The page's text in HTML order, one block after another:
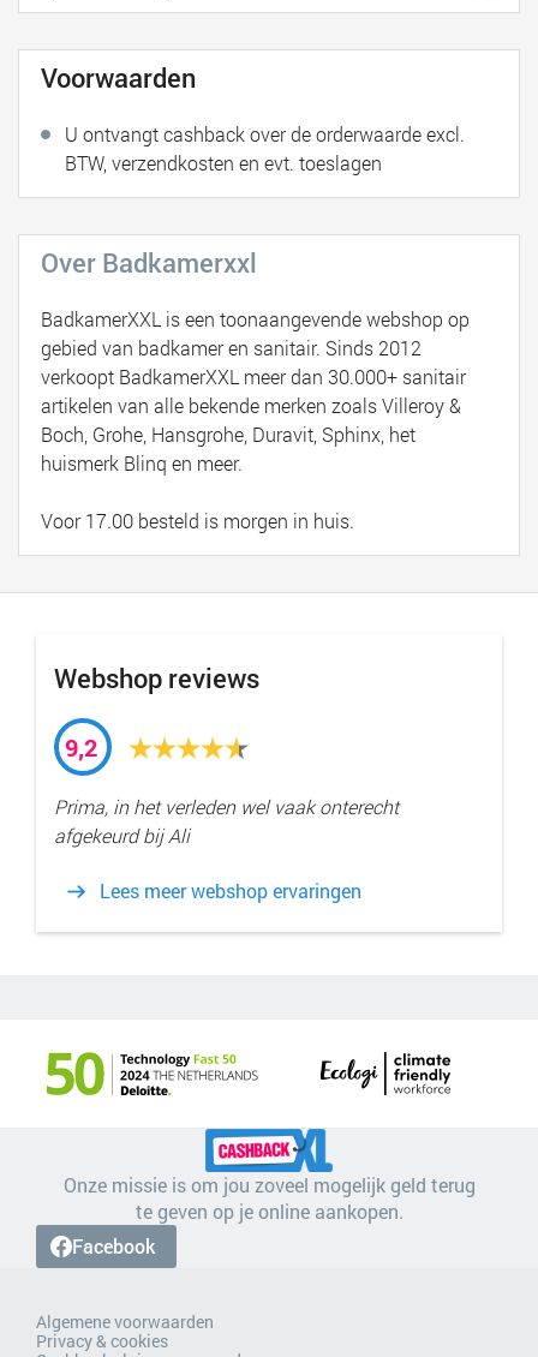
Voorwaarden
U ontvangt cashback over de orderwaarde excl.
BTW, verzendkosten en evt. toeslagen
Over Badkamerxxl
BadkamerXXL is een toonaangevende webshop op
gebied van badkamer en sanitair. Sinds 2012
verkoopt BadkamerXXL meer dan 30.000+ sanitair
artikelen van alle bekende merken zoals Villeroy &
Boch, Grohe, Hansgrohe, Duravit, Sphinx, het
huismerk Blinq en meer.
Voor 17.00 besteld is morgen in huis.
Webshop reviews
9,2
Prima, in het verleden wel vaak onterecht
afgekeurd bij Ali
Lees meer webshop ervaringen
Onze missie is om jou zoveel mogelijk geld terug
te geven op je online aankopen.
Facebook
Algemene voorwaarden
Privacy & cookies